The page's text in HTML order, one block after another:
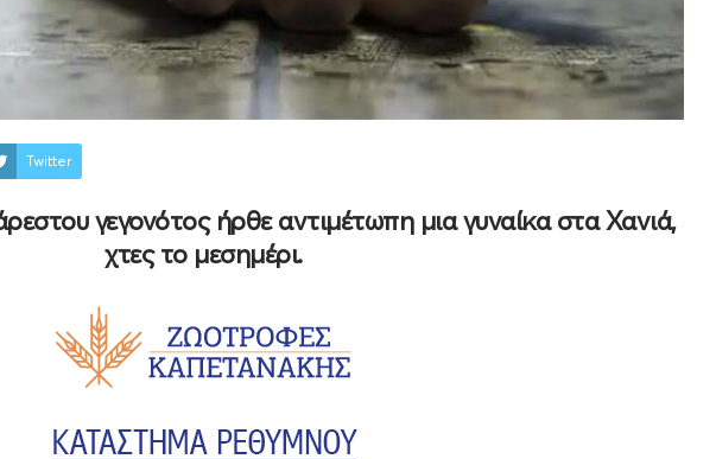
Twitter
γεγονότος ήρθε αντιμέτωπη μια γυναίκα στα Χανιά,
χτες το μεσημέρι.